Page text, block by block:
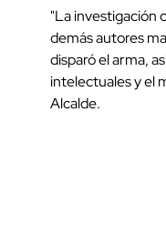
"La investigación
demás autores
disparó el arma,
intelectuales y el
Alcalde.